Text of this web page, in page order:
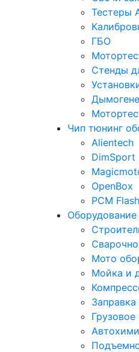
Тестеры
ГБО
Стенды
Чип тюнинг
Alientech
DimSport
OpenBox
PCM Flash
Мото
Мойка и